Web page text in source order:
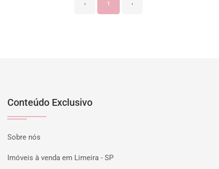
‹ 1 ›
Conteúdo Exclusivo
Sobre nós
Imóveis à venda em Limeira - SP